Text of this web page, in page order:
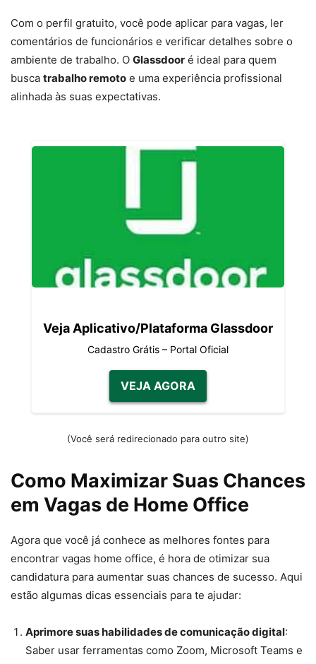
Com o perfil gratuito, você pode aplicar para vagas, ler
comentários de funcionários e verificar detalhes sobre o
ambiente de trabalho. O Glassdoor é ideal para quem
busca trabalho remoto e uma experiência profissional
alinhada às suas expectativas.
Veja Aplicativo/Plataforma Glassdoor
Cadastro Grátis – Portal Oficial
VEJA AGORA
(Você será redirecionado para outro site)
Como Maximizar Suas Chances
em Vagas de Home Office
Agora que você já conhece as melhores fontes para
encontrar vagas home office, é hora de otimizar sua
candidatura para aumentar suas chances de sucesso. Aqui
estão algumas dicas essenciais para te ajudar:
Aprimore suas habilidades de comunicação digital:
Saber usar ferramentas como Zoom, Microsoft Teams e